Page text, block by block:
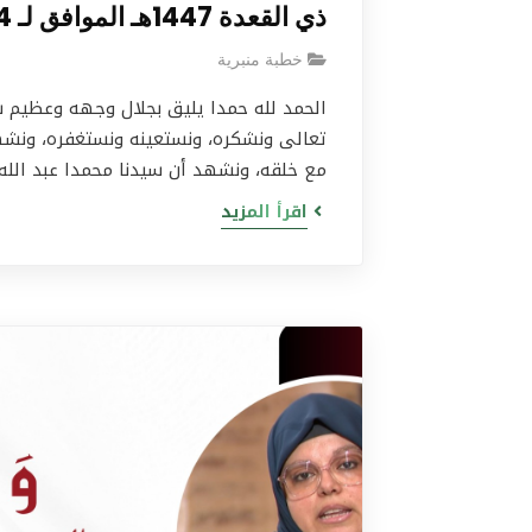
ذي القعدة 1447هـ الموافق لـ 24 أبريل 2026م
خطبة منبرية
الحمد لله حمدا يليق بجلال وجهه
تعالى ونشكره، ونستعينه ونستغفره،
مع خلقه، ونشهد أن سيدنا محمدا عبد
اقرأ المزيد